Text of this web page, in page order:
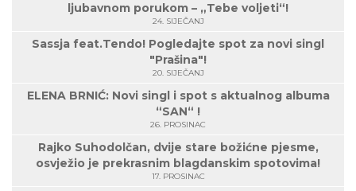
ljubavnom porukom – „Tebe voljeti“!
24. SIJEČANJ
Sassja feat.Tendo! Pogledajte spot za novi singl
"Prašina"!
20. SIJEČANJ
ELENA BRNIĆ: Novi singl i spot s aktualnog albuma
“SAN“ !
26. PROSINAC
Rajko Suhodolčan, dvije stare božićne pjesme,
osvježio je prekrasnim blagdanskim spotovima!
17. PROSINAC